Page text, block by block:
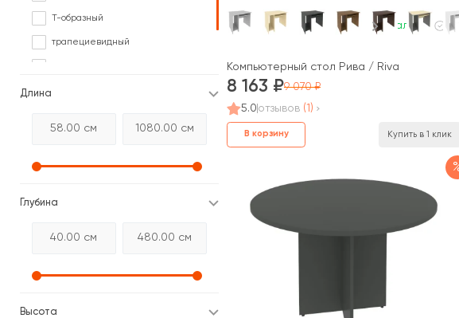
Т-образный
трапециевидный
Длина
Глубина
Высота
В наличии
Компьютерный стол Рива / Riva
8 163
9 070
5.0 отзывов (1)
В корзину Купить в 1 клик